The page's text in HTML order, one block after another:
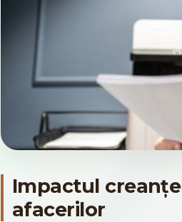
Impactul
afacerilor